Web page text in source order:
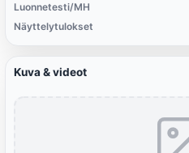
Luonnetesti/MH
Näyttelytulokset
Kuva & videot